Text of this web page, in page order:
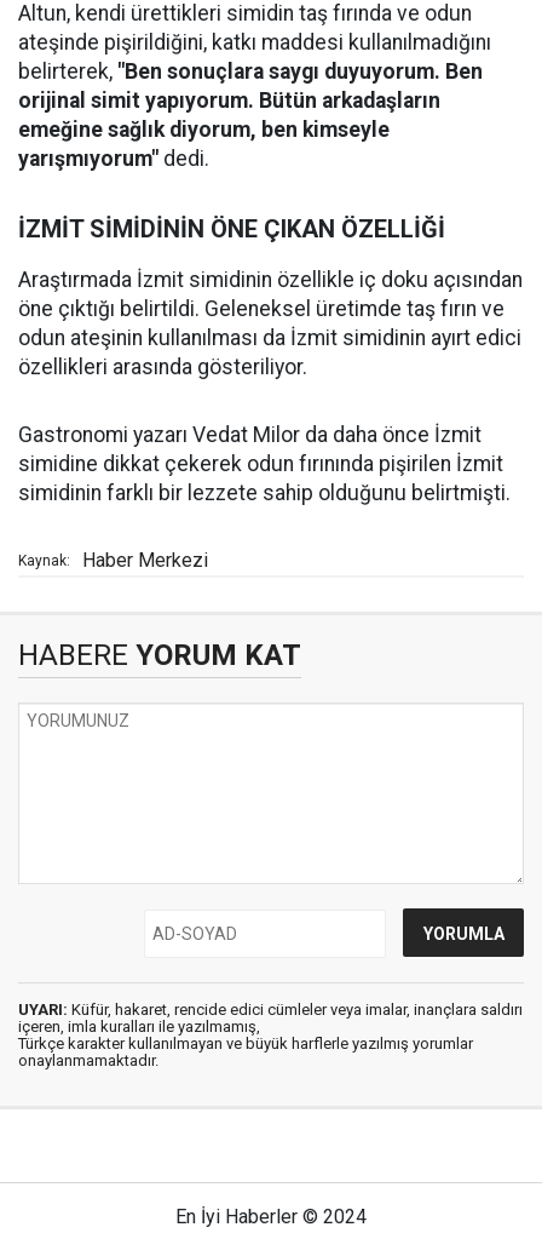
Altun, kendi ürettikleri simidin taş fırında ve odun
ateşinde pişirildiğini, katkı maddesi kullanılmadığını
belirterek, "Ben sonuçlara saygı duyuyorum. Ben
orijinal simit yapıyorum. Bütün arkadaşların
emeğine sağlık diyorum, ben kimseyle
yarışmıyorum" dedi.
İZMİT SİMİDİNİN ÖNE ÇIKAN ÖZELLİĞİ
Araştırmada İzmit simidinin özellikle iç doku açısından
öne çıktığı belirtildi. Geleneksel üretimde taş fırın ve
odun ateşinin kullanılması da İzmit simidinin ayırt edici
özellikleri arasında gösteriliyor.
Gastronomi yazarı Vedat Milor da daha önce İzmit
simidine dikkat çekerek odun fırınında pişirilen İzmit
simidinin farklı bir lezzete sahip olduğunu belirtmişti.
Kaynak: Haber Merkezi
HABERE YORUM KAT
UYARI: Küfür, hakaret, rencide edici cümleler veya imalar, inançlara saldırı
içeren, imla kuralları ile yazılmamış,
Türkçe karakter kullanılmayan ve büyük harflerle yazılmış yorumlar
onaylanmamaktadır.
En İyi Haberler © 2024